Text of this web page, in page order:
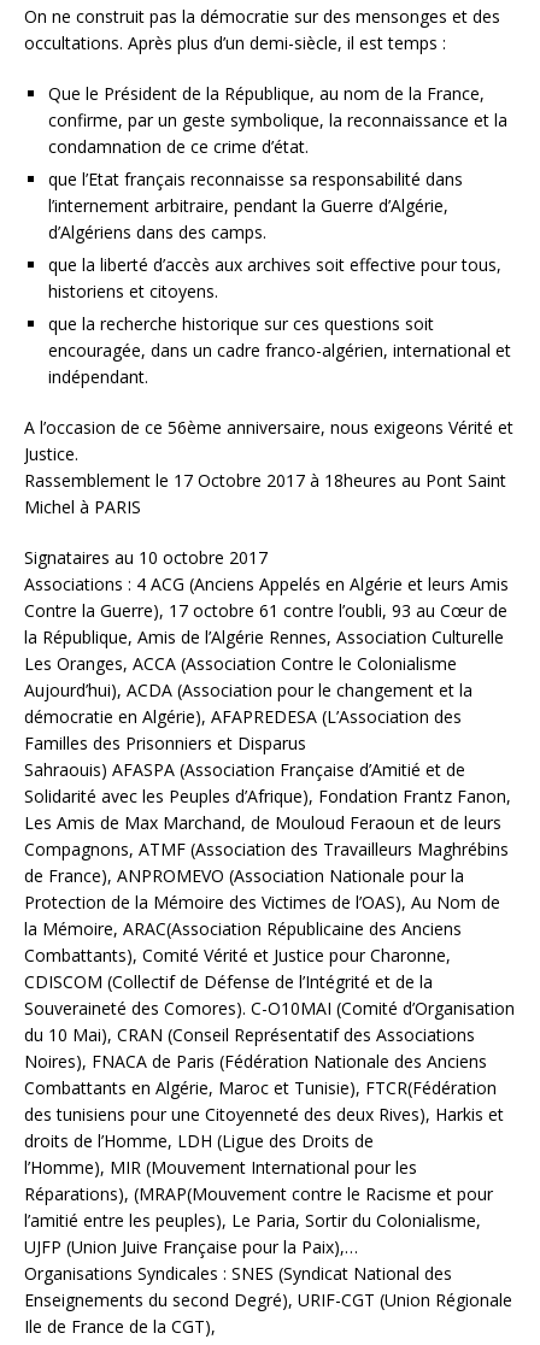
On ne construit pas la démocratie sur des mensonges et des
occultations. Après plus d’un demi-siècle, il est temps :
Que le Président de la République, au nom de la France,
confirme, par un geste symbolique, la reconnaissance et la
condamnation de ce crime d’état.
que l’Etat français reconnaisse sa responsabilité dans
l’internement arbitraire, pendant la Guerre d’Algérie,
d’Algériens dans des camps.
que la liberté d’accès aux archives soit effective pour tous,
historiens et citoyens.
que la recherche historique sur ces questions soit
encouragée, dans un cadre franco-algérien, international et
indépendant.
A l’occasion de ce 56ème anniversaire, nous exigeons Vérité et
Justice.
Rassemblement le 17 Octobre 2017 à 18heures au Pont Saint
Michel à PARIS
Signataires au 10 octobre 2017
Associations : 4 ACG (Anciens Appelés en Algérie et leurs Amis
Contre la Guerre), 17 octobre 61 contre l’oubli, 93 au Cœur de
la République, Amis de l’Algérie Rennes, Association Culturelle
Les Oranges, ACCA (Association Contre le Colonialisme
Aujourd’hui), ACDA (Association pour le changement et la
démocratie en Algérie), AFAPREDESA (L’Association des
Familles des Prisonniers et Disparus
Sahraouis) AFASPA (Association Française d’Amitié et de
Solidarité avec les Peuples d’Afrique), Fondation Frantz Fanon,
Les Amis de Max Marchand, de Mouloud Feraoun et de leurs
Compagnons, ATMF (Association des Travailleurs Maghrébins
de France), ANPROMEVO (Association Nationale pour la
Protection de la Mémoire des Victimes de l’OAS), Au Nom de
la Mémoire, ARAC(Association Républicaine des Anciens
Combattants), Comité Vérité et Justice pour Charonne,
CDISCOM (Collectif de Défense de l’Intégrité et de la
Souveraineté des Comores). C-O10MAI (Comité d’Organisation
du 10 Mai), CRAN (Conseil Représentatif des Associations
Noires), FNACA de Paris (Fédération Nationale des Anciens
Combattants en Algérie, Maroc et Tunisie), FTCR(Fédération
des tunisiens pour une Citoyenneté des deux Rives), Harkis et
droits de l’Homme, LDH (Ligue des Droits de
l’Homme), MIR (Mouvement International pour les
Réparations), (MRAP(Mouvement contre le Racisme et pour
l’amitié entre les peuples), Le Paria, Sortir du Colonialisme,
UJFP (Union Juive Française pour la Paix),…
Organisations Syndicales : SNES (Syndicat National des
Enseignements du second Degré), URIF-CGT (Union Régionale
Ile de France de la CGT),